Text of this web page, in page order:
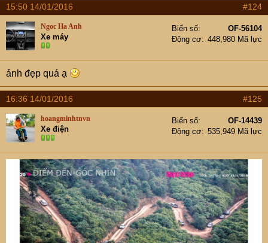
15:50 14/01/2016 #124
Ngoc Ha Anh
Xe máy
Biển số
OF-56104
Động cơ
448,980 Mã lực
ảnh đẹp quá ạ
16:36 14/01/2016 #125
hoangminhtnvn
Xe điện
Biển số
OF-14439
Động cơ
535,949 Mã lực